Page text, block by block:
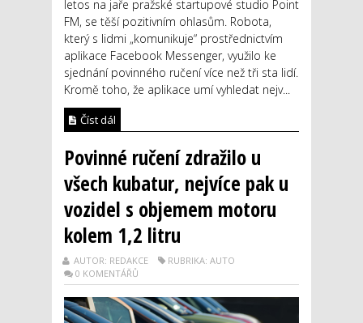
letos na jaře pražské startupové studio Point
FM, se těší pozitivním ohlasům. Robota,
který s lidmi „komunikuje“ prostřednictvím
aplikace Facebook Messenger, využilo ke
sjednání povinného ručení více než tři sta lidí.
Kromě toho, že aplikace umí vyhledat nejv...
Číst dál
Povinné ručení zdražilo u
všech kubatur, nejvíce pak u
vozidel s objemem motoru
kolem 1,2 litru
AUTOR: REDAKCE
RUBRIKA: AUTO
0 KOMENTÁŘŮ